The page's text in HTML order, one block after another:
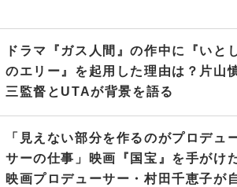
ドラマ『ガス人間』の作中に『いと
のエリー』を起用した理由は？片山
三監督とUTAが背景を語る
「見えない部分を作るのがプロデュ
サーの仕事」映画『国宝』を手がけ
映画プロデューサー・村田千恵子が